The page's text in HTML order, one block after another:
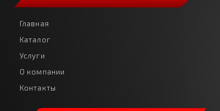
Главная
Каталог
Услуги
О компании
Контакты